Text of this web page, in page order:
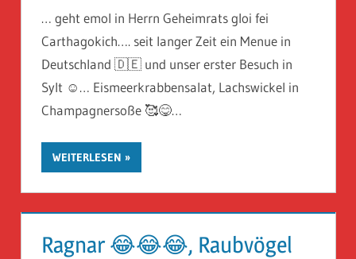
… geht emol in Herrn Geheimrats gloi fei
Carthagokich…. seit langer Zeit ein Menue in
Deutschland 🇩🇪 und unser erster Besuch in
Sylt ☺️… Eismeerkrabbensalat, Lachswickel in
Champagnersoße 🥰😋…
WEITERLESEN
Ragnar 😂😂😂, Raubvögel